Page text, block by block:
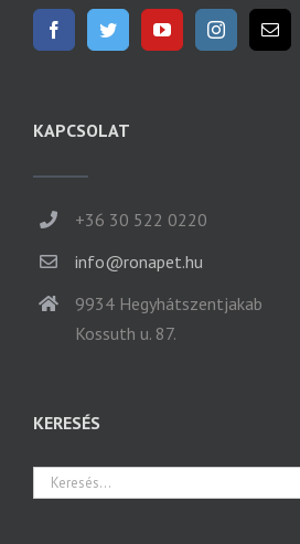
KAPCSOLAT
+36 30 522 0220
info@ronapet.hu
9934 Hegyhátszentjakab
Kossuth u. 87.
KERESÉS
Keresés...